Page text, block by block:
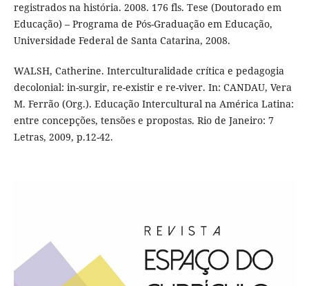
registrados na história. 2008. 176 fls. Tese (Doutorado em
Educação) – Programa de Pós-Graduação em Educação,
Universidade Federal de Santa Catarina, 2008.
WALSH, Catherine. Interculturalidade crítica e pedagogia
decolonial: in-surgir, re-existir e re-viver. In: CANDAU, Vera
M. Ferrão (Org.). Educação Intercultural na América Latina:
entre concepções, tensões e propostas. Rio de Janeiro: 7
Letras, 2009, p.12-42.